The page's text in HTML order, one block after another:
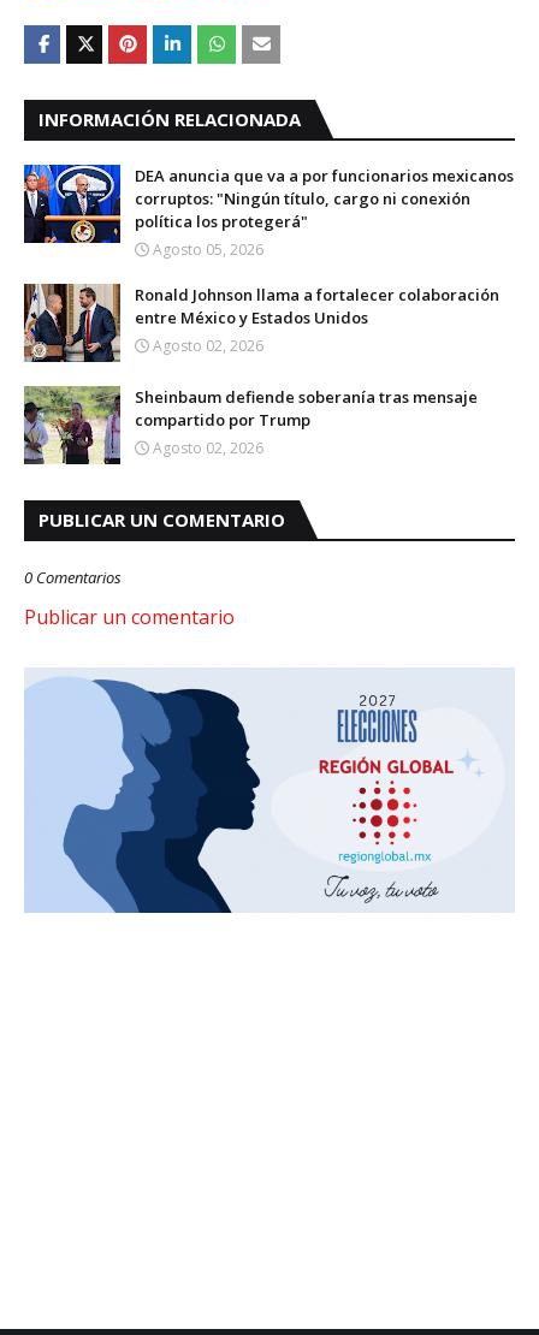
INFORMACIÓN RELACIONADA
DEA anuncia que va a por funcionarios mexicanos
corruptos: "Ningún título, cargo ni conexión
política los protegerá"
Agosto 05, 2026
Ronald Johnson llama a fortalecer colaboración
entre México y Estados Unidos
Agosto 02, 2026
Sheinbaum defiende soberanía tras mensaje
compartido por Trump
Agosto 02, 2026
PUBLICAR UN COMENTARIO
0 Comentarios
Publicar un comentario